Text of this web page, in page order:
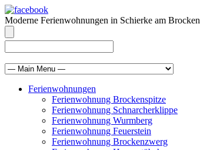
Moderne Ferienwohnungen in Schierke am Brocken
Ferienwohnungen
Ferienwohnung Brockenspitze
Ferienwohnung Schnarcherklippe
Ferienwohnung Wurmberg
Ferienwohnung Feuerstein
Ferienwohnung Brockenzwerg